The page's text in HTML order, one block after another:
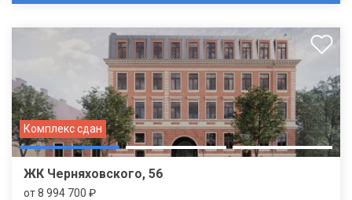
Комплекс сдан
ЖК Черняховского, 56
от 8 994 700 ₽